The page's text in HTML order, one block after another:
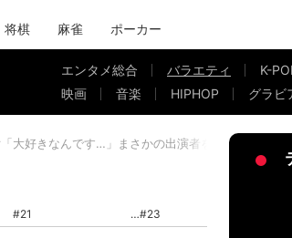
将棋 麻雀 ポーカー
エンタメ総合 バラエティ K-
映画
音楽 HIPHOP グラビ
大好きなんです…」まさかの出演者を告白 “英語禁止
#21 #23